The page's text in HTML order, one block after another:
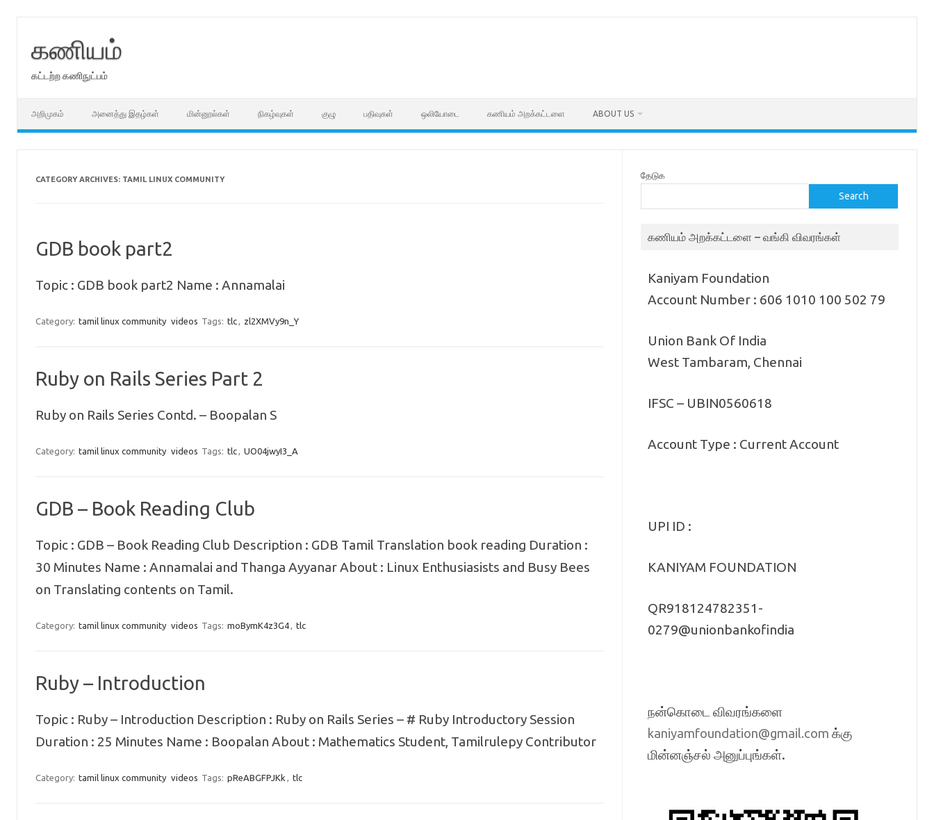
கணியம்
கட்டற்ற கணிநுட்பம்
அறிமுகம் அனைத்து இதழ்கள் மின்னூல்கள் நிகழ்வுகள் குழு பதிவுகள் ஒலியோடை கணியம் அறக்கட்டளை ABOUT US
CATEGORY ARCHIVES: TAMIL LINUX COMMUNITY
GDB book part2
Topic : GDB book part2 Name : Annamalai
Category: tamil linux community videos Tags: tlc, zl2XMVy9n_Y
Ruby on Rails Series Part 2
Ruby on Rails Series Contd. – Boopalan S
Category: tamil linux community videos Tags: tlc, UO04jwyI3_A
GDB – Book Reading Club
Topic : GDB – Book Reading Club Description : GDB Tamil Translation book reading Duration :
30 Minutes Name : Annamalai and Thanga Ayyanar About : Linux Enthusiasists and Busy Bees
on Translating contents on Tamil.
Category: tamil linux community videos Tags: moBymK4z3G4, tlc
Ruby – Introduction
Topic : Ruby – Introduction Description : Ruby on Rails Series – # Ruby Introductory Session
Duration : 25 Minutes Name : Boopalan About : Mathematics Student, Tamilrulepy Contributor
Category: tamil linux community videos Tags: pReABGFPJKk , tlc
தேடுக
Search
கணியம் அறக்கட்டளை – வங்கி விவரங்கள்
Kaniyam Foundation
Account Number : 606 1010 100 502 79
Union Bank Of India
West Tambaram, Chennai
IFSC – UBIN0560618
Account Type : Current Account
UPI ID :
KANIYAM FOUNDATION
QR918124782351-
0279@unionbankofindia
நன்கொடை விவரங்களை
kaniyamfoundation@gmail.com க்கு
மின்னஞ்சல் அனுப்புங்கள்.